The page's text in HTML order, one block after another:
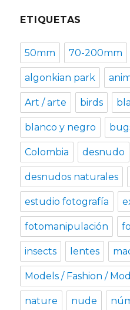
ETIQUETAS
50mm 70-200mm
algonkian park
Art / arte birds
blanco y negro
Colombia desnudo
desnudos naturales
estudio fotografía
fotomanipulación
insects lentes
Models / Fashion /
nature nude